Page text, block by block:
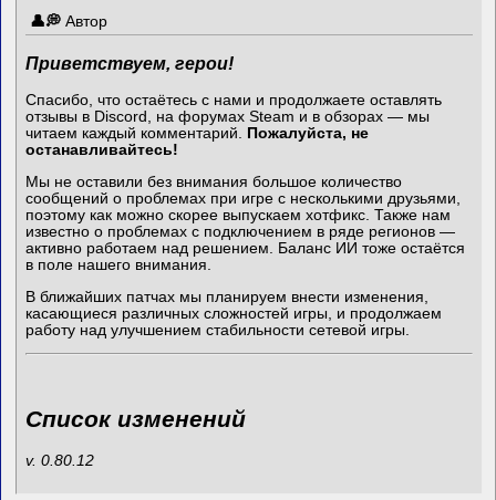
Автор
Приветствуем, герои!
Спасибо, что остаётесь с нами и продолжаете оставлять
отзывы в Discord, на форумах Steam и в обзорах — мы
читаем каждый комментарий. Пожалуйста, не
останавливайтесь!
Мы не оставили без внимания большое количество
сообщений о проблемах при игре с несколькими друзьями,
поэтому как можно скорее выпускаем хотфикс. Также нам
известно о проблемах с подключением в ряде регионов —
активно работаем над решением. Баланс ИИ тоже остаётся
в поле нашего внимания.
В ближайших патчах мы планируем внести изменения,
касающиеся различных сложностей игры, и продолжаем
работу над улучшением стабильности сетевой игры.
Список изменений
v. 0.80.12